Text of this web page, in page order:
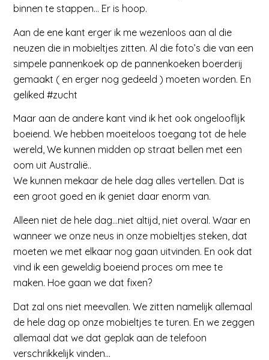
binnen te stappen… Er is hoop.
Aan de ene kant erger ik me wezenloos aan al die
neuzen die in mobieltjes zitten. Al die foto’s die van een
simpele pannenkoek op de pannenkoeken boerderij
gemaakt ( en erger nog gedeeld ) moeten worden. En
geliked #zucht
Maar aan de andere kant vind ik het ook ongelooflijk
boeiend. We hebben moeiteloos toegang tot de hele
wereld, We kunnen midden op straat bellen met een
oom uit Australië..
We kunnen mekaar de hele dag alles vertellen. Dat is
een groot goed en ik geniet daar enorm van.
Alleen niet de hele dag…niet altijd, niet overal. Waar en
wanneer we onze neus in onze mobieltjes steken, dat
moeten we met elkaar nog gaan uitvinden. En ook dat
vind ik een geweldig boeiend proces om mee te
maken. Hoe gaan we dat fixen?
Dat zal ons niet meevallen. We zitten namelijk allemaal
de hele dag op onze mobieltjes te turen. En we zeggen
allemaal dat we dat geplak aan de telefoon
verschrikkelijk vinden…